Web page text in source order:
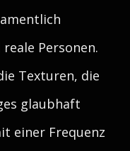
Personen.
Texturen, die
glaubhaft
einer Frequenz